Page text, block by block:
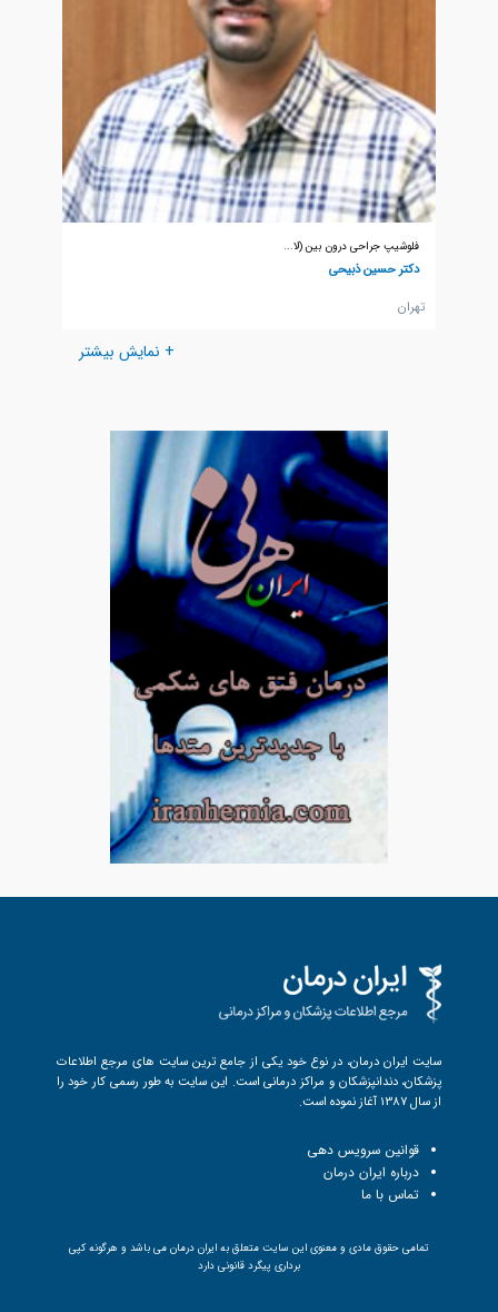
فلوشیپ جراحی درون بین (لا...
دکتر حسین ذبیحی
تهران
+ نمایش بیشتر
سایت ایران درمان، در نوع خود یکی از جامع ترین سایت های مرجع اطلاعات
پزشکان، دندانپزشکان و مراکز درمانی است. این سایت به طور رسمی کار خود را
از سال 1387 آغاز نموده است.
قوانین سرویس دهی
درباره ایران درمان
تماس با ما
تمامی حقوق مادی و معنوی این سایت متعلق به ایران درمان می باشد و هرگونه کپی
برداری پیگرد قانونی دارد